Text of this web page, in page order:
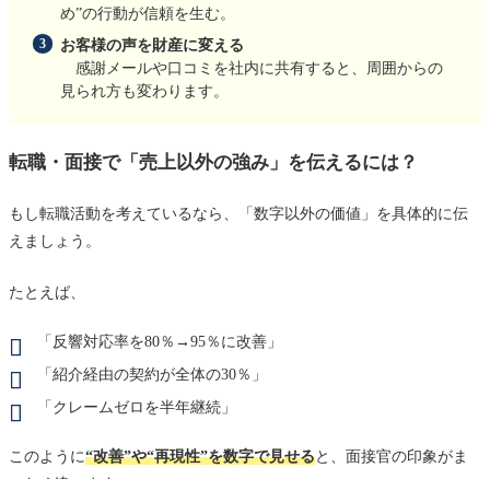
め”の行動が信頼を生む。
お客様の声を財産に変える
感謝メールや口コミを社内に共有すると、周囲からの
見られ方も変わります。
転職・面接で「売上以外の強み」を伝えるには？
もし転職活動を考えているなら、「数字以外の価値」を具体的に伝
えましょう。
たとえば、
「反響対応率を80％→95％に改善」
「紹介経由の契約が全体の30％」
「クレームゼロを半年継続」
このように“改善”や“再現性”を数字で見せると、面接官の印象がま